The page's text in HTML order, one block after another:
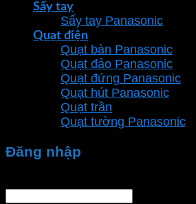
Sấy tay
Sấy tay Panasonic
Quạt điện
Quạt bàn Panasonic
Quạt đảo Panasonic
Quạt đứng Panasonic
Quạt hút Panasonic
Quạt trần
Quạt tường Panasonic
Đăng nhập